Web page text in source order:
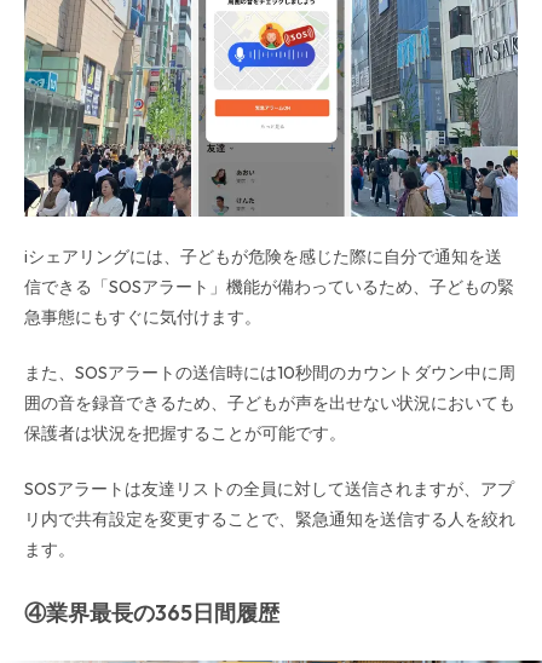
iシェアリングには、子どもが危険を感じた際に自分で通知を送
信できる「SOSアラート」機能が備わっているため、子どもの緊
急事態にもすぐに気付けます。
また、SOSアラートの送信時には10秒間のカウントダウン中に周
囲の音を録音できるため、子どもが声を出せない状況においても
保護者は状況を把握することが可能です。
SOSアラートは友達リストの全員に対して送信されますが、アプ
リ内で共有設定を変更することで、緊急通知を送信する人を絞れ
ます。
④業界最長の365日間履歴